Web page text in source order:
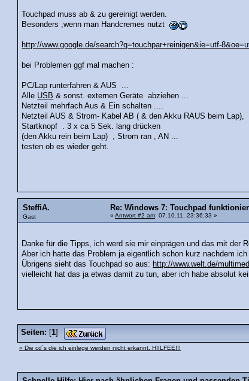
Touchpad muss ab & zu gereinigt werden.
Besonders ,wenn man Handcremes nutzt
http://www.google.de/search?q=touchpar+reinigen&ie=utf-
bei Problemen ggf mal machen :
PC/Lap runterfahren & AUS ...
Alle USB & sonst. externen Geräte abziehen ...
Netzteil mehrfach Aus & Ein schalten ....
Netzteil AUS & Strom- Kabel AB ( & den Akku RAUS beim Lap),
Startknopf . 3 x ca 5 Sek. lang drücken
(den Akku rein beim Lap) , Strom ran , AN ...
testen ob es wieder geht.
SteffiA.
Gast
Re: Windows 7: Touchpad
« Antwort #2 am: 07.10.11, 23:36:33 »
Danke für die Tipps, ich werd sie mir einprägen und das mit der
Aber ich hatte das Problem ja eigentlich schon kurz nachdem ich
Übrigens sieht das Touchpad so aus: http://www.welt.de/
vielleicht hat das ja etwas damit zu tun, aber ich habe absolut
Seiten: [1]
« Die cd´s die ich einlege werden nicht erkannt. HIILFEE!!!